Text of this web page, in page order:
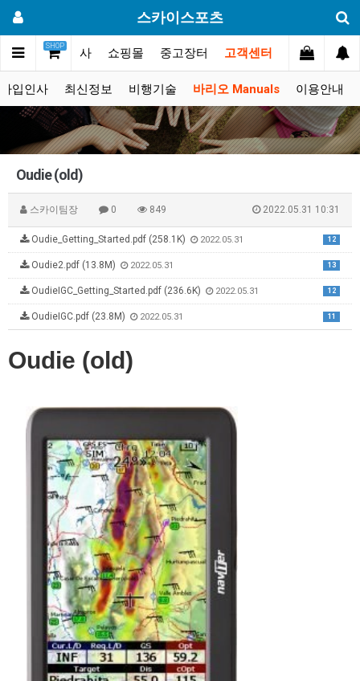
스카이스포츠
SHOP
리 대회.행사 쇼핑몰 중고장터 고객센터
가입인사 최신정보 비행기술 바리오 Manuals 이용안내
Oudie (old)
스카이팀장 0 849 2022.05.31 10:31
12
Oudie_Getting_Started.pdf (258.1K) 2022.05.31
13
Oudie2.pdf (13.8M) 2022.05.31
12
OudieIGC_Getting_Started.pdf (236.6K) 2022.05.31
11
OudieIGC.pdf (23.8M) 2022.05.31
Oudie (old)